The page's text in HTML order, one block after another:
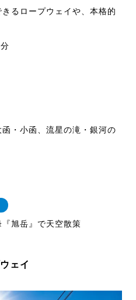
るロープウェイや、本格的
・小函、流星の滝・銀河の
旭岳』で天空散策
ェイ